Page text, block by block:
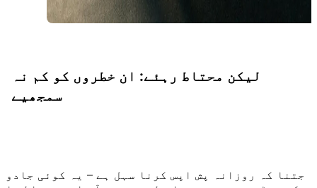
لیکن محتاط رہئے: ان خطروں کو کم نہ
سمجھیے
جتنا کہ روزانہ پش اپس کرنا سہل ہے – یہ کوئی جادو